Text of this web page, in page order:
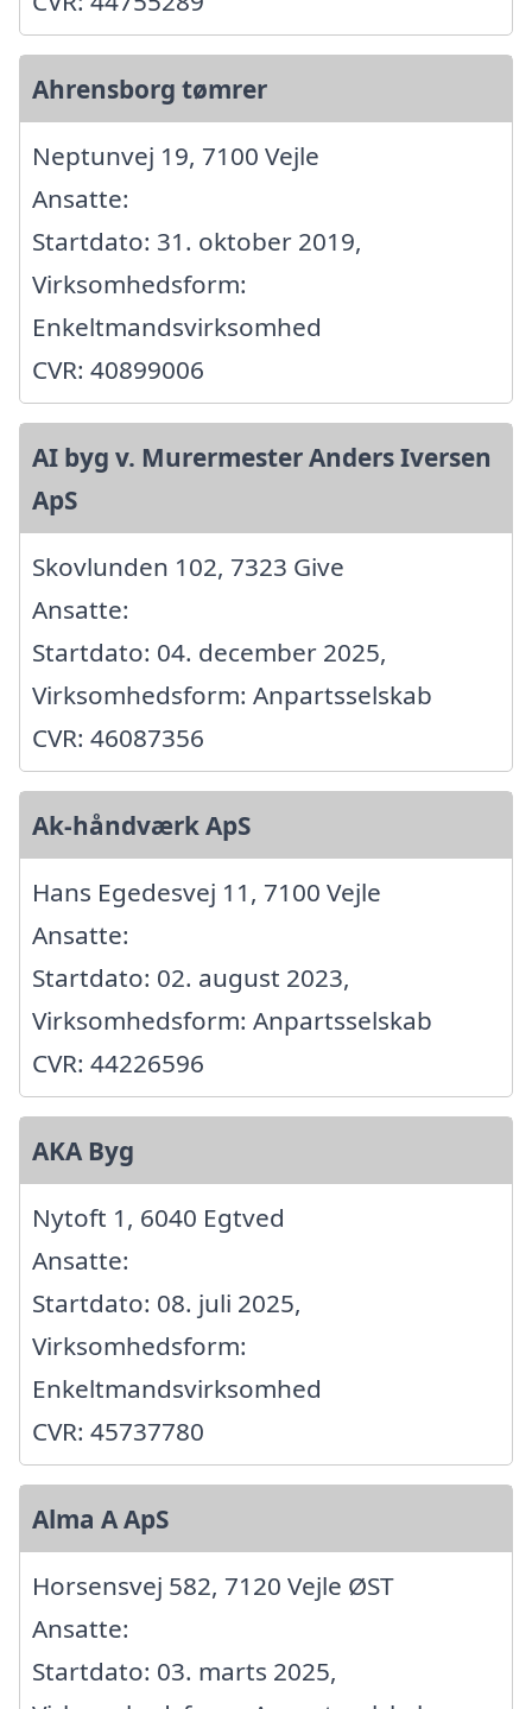
Ahrensborg tømrer
Neptunvej 19, 7100 Vejle
Ansatte:
Startdato: 31. oktober 2019,
Virksomhedsform:
Enkeltmandsvirksomhed
CVR: 40899006
AI byg v. Murermester Anders Iversen
ApS
Skovlunden 102, 7323 Give
Ansatte:
Startdato: 04. december 2025,
Virksomhedsform: Anpartsselskab
CVR: 46087356
Ak-håndværk ApS
Hans Egedesvej 11, 7100 Vejle
Ansatte:
Startdato: 02. august 2023,
Virksomhedsform: Anpartsselskab
CVR: 44226596
AKA Byg
Nytoft 1, 6040 Egtved
Ansatte:
Startdato: 08. juli 2025,
Virksomhedsform:
Enkeltmandsvirksomhed
CVR: 45737780
Alma A ApS
Horsensvej 582, 7120 Vejle ØST
Ansatte:
Startdato: 03. marts 2025,